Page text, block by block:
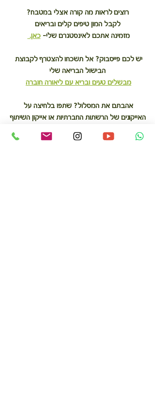
רוצים לראות מה קורה אצלי במטבח?
לקבל המון טיפים קלים ובריאים
מזמינה אתכם לאינסטגרם שלי– כאן.
יש לכם פייסבוק? אל תשכחו להצטרף לקבוצת
הבישול הבריאה שלי
מבשלים טעים ובריא עם ליאורה חוברה
אהבתם את המסלול? שתפו בלחיצה על
האייקונים של הרשתות החברתיות או אייקון השיתוף
רוצים לקבל ממני עוד המון גודיז ישירות למייל?